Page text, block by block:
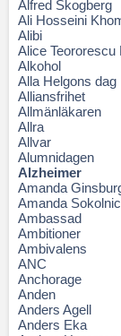
Alfred Skogberg
Ali Hosseini
Alibi
Alice Teororescu
Alkohol
Alla Helgons dag
Alliansfrihet
Allmänläkaren
Allra
Allvar
Alumnidagen
Alzheimer
Amanda
Amanda
Ambassad
Ambitioner
Ambivalens
ANC
Anchorage
Anden
Anders Agell
Anders Eka